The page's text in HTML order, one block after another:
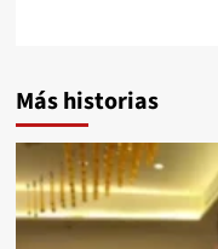
Más historias